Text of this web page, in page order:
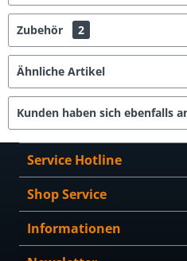
Zubehör 2
Ähnliche Artikel
Kunden haben sich ebenfalls
Service Hotline
Shop Service
Informationen